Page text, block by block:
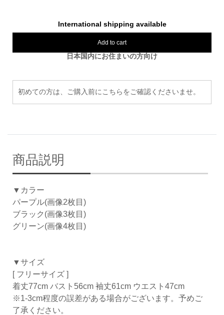
International shipping available
Add to cart
日本国内にお住まいの方向け
初めての方は、ご購入前にこちらをご確認くださいませ。
商品説明
▼カラー
パープル(画像2枚目)
ブラック(画像3枚目)
グリーン(画像4枚目)
▼サイズ
[ フリーサイズ ]
着丈77cm バスト56cm 袖丈61cm ウエスト47cm
※1-3cm程度の誤差がある場合がございます。予めご
了承ください。